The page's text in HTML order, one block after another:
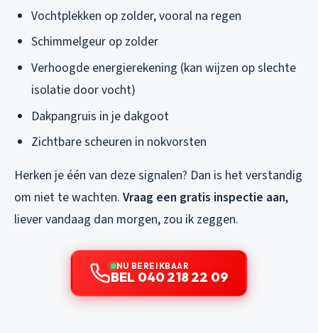
Vochtplekken op zolder, vooral na regen
Schimmelgeur op zolder
Verhoogde energierekening (kan wijzen op slechte
isolatie door vocht)
Dakpangruis in je dakgoot
Zichtbare scheuren in nokvorsten
Herken je één van deze signalen? Dan is het verstandig
om niet te wachten. Vraag een gratis inspectie aan,
liever vandaag dan morgen, zou ik zeggen.
NU BEREIKBAAR
BEL 040 218 22 09